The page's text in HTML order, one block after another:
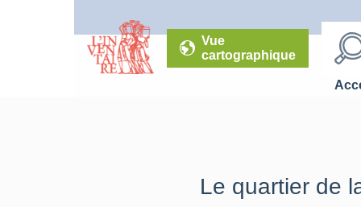
Vue
cartographique
Le quartier de